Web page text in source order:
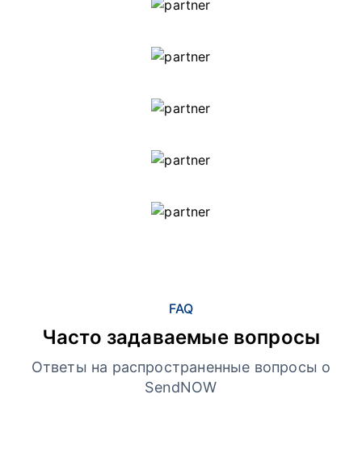
FAQ
Часто задаваемые вопросы
Ответы на распространенные вопросы о
SendNOW